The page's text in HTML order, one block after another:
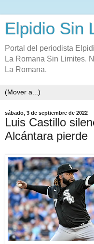
Elpidio Sin
Portal del periodista
La Romana Sin Limites.
La Romana.
sábado, 3 de septiembre de 2022
Luis Castillo
Alcántara pierde